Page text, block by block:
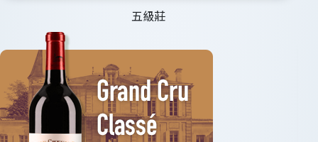
五級莊